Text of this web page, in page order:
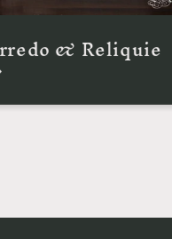
& Reliquie